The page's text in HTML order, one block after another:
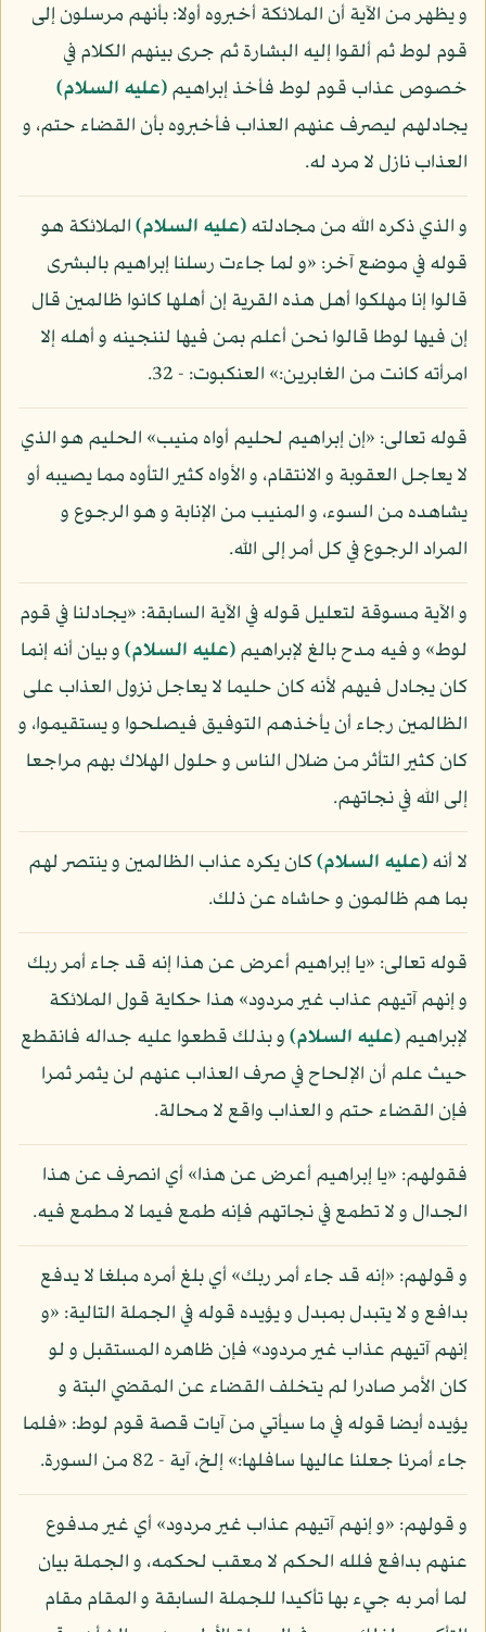
و يظهر من الآية أن الملائكة أخبروه أولا: بأنهم مرسلون إلى
قوم لوط ثم ألقوا إليه البشارة ثم جرى بينهم الكلام في
خصوص عذاب قوم لوط فأخذ إبراهيم(عليه السلام)
يجادلهم ليصرف عنهم العذاب فأخبروه بأن القضاء حتم، و
العذاب نازل لا مرد له.
و الذي ذكره الله من مجادلته(عليه السلام)الملائكة هو
قوله في موضع آخر: «و لما جاءت رسلنا إبراهيم بالبشرى
قالوا إنا مهلكوا أهل هذه القرية إن أهلها كانوا ظالمين قال
إن فيها لوطا قالوا نحن أعلم بمن فيها لننجينه و أهله إلا
امرأته كانت من الغابرين:» العنكبوت: - 32.
قوله تعالى: «إن إبراهيم لحليم أواه منيب» الحليم هو الذي
لا يعاجل العقوبة و الانتقام، و الأواه كثير التأوه مما يصيبه أو
يشاهده من السوء، و المنيب من الإنابة و هو الرجوع و
المراد الرجوع في كل أمر إلى الله.
و الآية مسوقة لتعليل قوله في الآية السابقة: «يجادلنا في قوم
لوط» و فيه مدح بالغ لإبراهيم(عليه السلام)و بيان أنه إنما
كان يجادل فيهم لأنه كان حليما لا يعاجل نزول العذاب على
الظالمين رجاء أن يأخذهم التوفيق فيصلحوا و يستقيموا، و
كان كثير التأثر من ضلال الناس و حلول الهلاك بهم مراجعا
إلى الله في نجاتهم.
لا أنه(عليه السلام)كان يكره عذاب الظالمين و ينتصر لهم
بما هم ظالمون و حاشاه عن ذلك.
قوله تعالى: «يا إبراهيم أعرض عن هذا إنه قد جاء أمر ربك
و إنهم آتيهم عذاب غير مردود» هذا حكاية قول الملائكة
لإبراهيم(عليه السلام)و بذلك قطعوا عليه جداله فانقطع
حيث علم أن الإلحاح في صرف العذاب عنهم لن يثمر ثمرا
فإن القضاء حتم و العذاب واقع لا محالة.
فقولهم: «يا إبراهيم أعرض عن هذا» أي انصرف عن هذا
الجدال و لا تطمع في نجاتهم فإنه طمع فيما لا مطمع فيه.
و قولهم: «إنه قد جاء أمر ربك» أي بلغ أمره مبلغا لا يدفع
بدافع و لا يتبدل بمبدل و يؤيده قوله في الجملة التالية: «و
إنهم آتيهم عذاب غير مردود» فإن ظاهره المستقبل و لو
كان الأمر صادرا لم يتخلف القضاء عن المقضي البتة و
يؤيده أيضا قوله في ما سيأتي من آيات قصة قوم لوط: «فلما
جاء أمرنا جعلنا عاليها سافلها:» إلخ، آية - 82 من السورة.
و قولهم: «و إنهم آتيهم عذاب غير مردود» أي غير مدفوع
عنهم بدافع فلله الحكم لا معقب لحكمه، و الجملة بيان
لما أمر به جيء بها تأكيدا للجملة السابقة و المقام مقام